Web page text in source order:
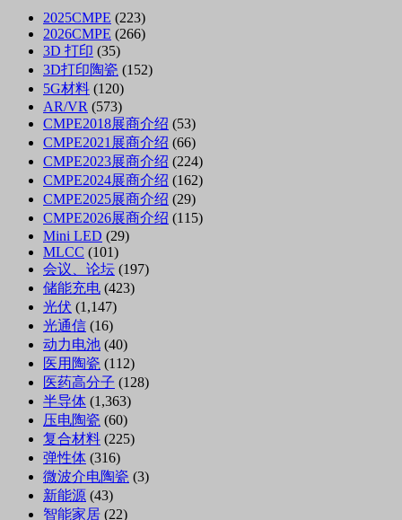
2025CMPE (223)
2026CMPE (266)
3D 打印 (35)
3D打印陶瓷 (152)
5G材料 (120)
AR/VR (573)
CMPE2018展商介绍 (53)
CMPE2021展商介绍 (66)
CMPE2023展商介绍 (224)
CMPE2024展商介绍 (162)
CMPE2025展商介绍 (29)
CMPE2026展商介绍 (115)
Mini LED (29)
MLCC (101)
会议、论坛 (197)
储能充电 (423)
光伏 (1,147)
光通信 (16)
动力电池 (40)
医用陶瓷 (112)
医药高分子 (128)
半导体 (1,363)
压电陶瓷 (60)
复合材料 (225)
弹性体 (316)
微波介电陶瓷 (3)
新能源 (43)
智能家居 (22)